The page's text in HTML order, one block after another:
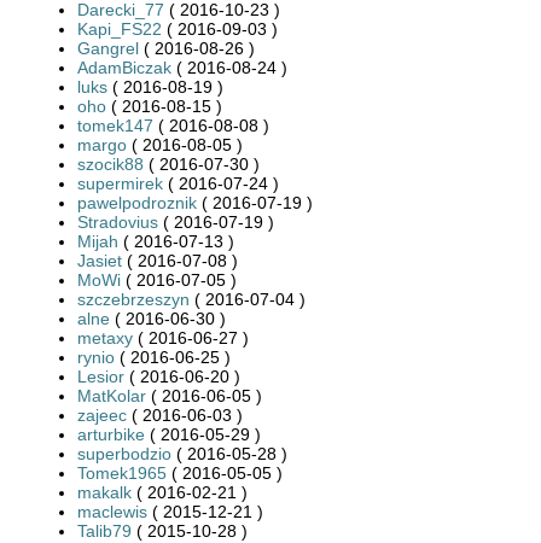
Darecki_77 ( 2016-10-23 )
Kapi_FS22 ( 2016-09-03 )
Gangrel ( 2016-08-26 )
AdamBiczak ( 2016-08-24 )
luks ( 2016-08-19 )
oho ( 2016-08-15 )
tomek147 ( 2016-08-08 )
margo ( 2016-08-05 )
szocik88 ( 2016-07-30 )
supermirek ( 2016-07-24 )
pawelpodroznik ( 2016-07-19 )
Stradovius ( 2016-07-19 )
Mijah ( 2016-07-13 )
Jasiet ( 2016-07-08 )
MoWi ( 2016-07-05 )
szczebrzeszyn ( 2016-07-04 )
alne ( 2016-06-30 )
metaxy ( 2016-06-27 )
rynio ( 2016-06-25 )
Lesior ( 2016-06-20 )
MatKolar ( 2016-06-05 )
zajeec ( 2016-06-03 )
arturbike ( 2016-05-29 )
superbodzio ( 2016-05-28 )
Tomek1965 ( 2016-05-05 )
makalk ( 2016-02-21 )
maclewis ( 2015-12-21 )
Talib79 ( 2015-10-28 )